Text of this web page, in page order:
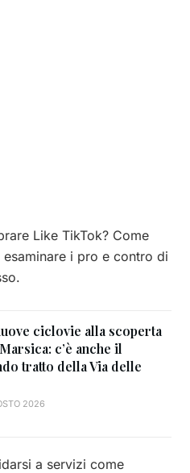
Like TikTok? Come
esaminare i pro e contro di
ciclovie alla scoperta
c’è anche il
tratto della Via delle
2026
a servizi come